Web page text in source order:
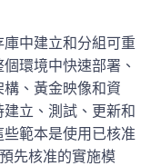
中建立和分組可重
環境中快速部署、
、黃金映像和資
立、測試、更新和
範本是使用已核准
先核准的實施模